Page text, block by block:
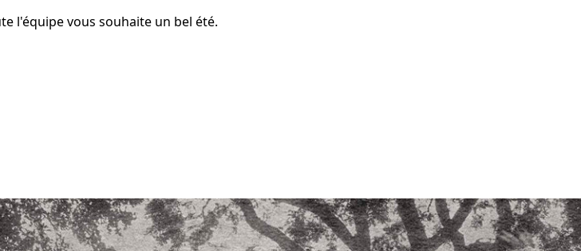
l'équipe vous souhaite un bel été.